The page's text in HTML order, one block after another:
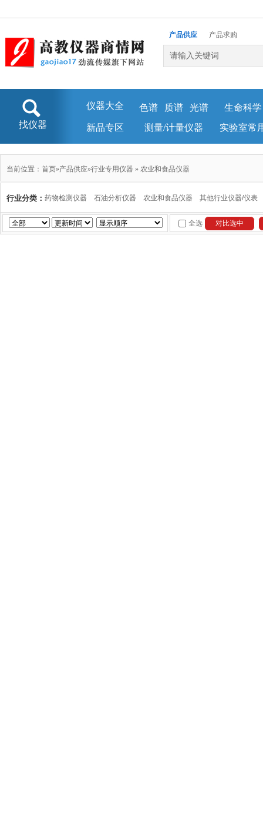
产品供应
产品求购
企业库
找仪器
仪器大全 色谱 质谱 光谱
生命科学
新品专区
测量/计量仪器 实验室常
当前位置： 首页»产品供应»行业专用仪器 » 农业和食品仪器
行业分类： 药物检测仪器 石油分析仪器 农业和食品仪器 其他行业仪器/仪表
全选